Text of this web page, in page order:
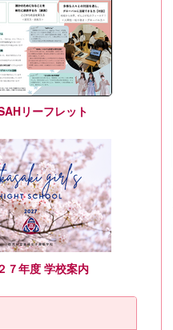
リーフレット
７年度 学校案内